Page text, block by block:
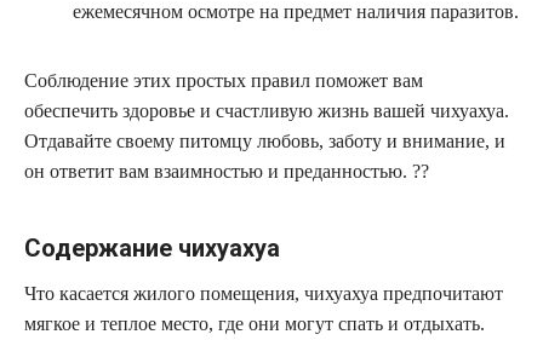
ежемесячном осмотре на предмет наличия паразитов.
Соблюдение этих простых правил поможет вам
обеспечить здоровье и счастливую жизнь вашей чихуахуа.
Отдавайте своему питомцу любовь, заботу и внимание, и
он ответит вам взаимностью и преданностью. ??
Содержание чихуахуа
Что касается жилого помещения, чихуахуа предпочитают
мягкое и теплое место, где они могут спать и отдыхать.